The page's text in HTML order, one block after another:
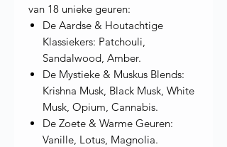
van 18 unieke geuren:
De Aardse & Houtachtige
Klassiekers: Patchouli,
Sandalwood, Amber.
De Mystieke & Muskus Blends:
Krishna Musk, Black Musk, White
Musk, Opium, Cannabis.
De Zoete & Warme Geuren:
Vanille, Lotus, Magnolia.